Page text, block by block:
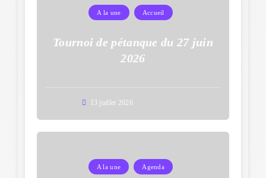
A la une Accueil
Tournoi de pétanque du 27 juin
2026
13 juillet 2026
A la une Agenda